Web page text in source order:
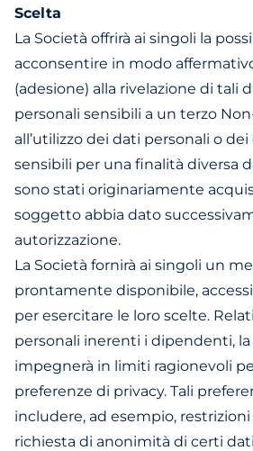
Scelta
La Società offrirà ai singoli la
acconsentire in modo
(adesione) alla rivelazione di tali
personali sensibili a un terzo
all’utilizzo dei dati personali o
sensibili per una finalità diversa
sono stati originariamente
soggetto abbia dato
autorizzazione.
La Società fornirà ai singoli un
prontamente disponibile,
per esercitare le loro scelte.
personali inerenti i dipendenti, la
impegnerà in limiti ragionevoli
preferenze di privacy. Tali
includere, ad esempio, restrizioni
richiesta di anonimità di certi